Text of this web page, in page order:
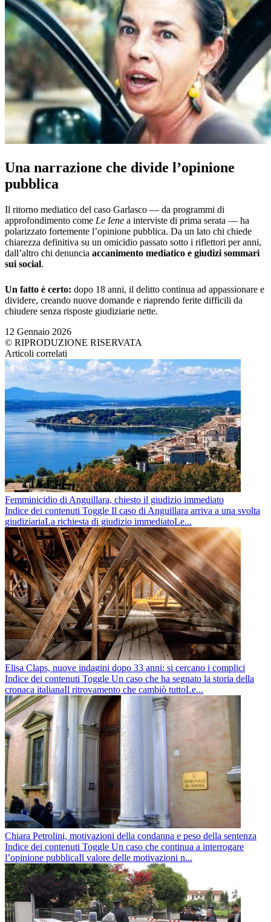
Una narrazione che divide l’opinione
pubblica
Il ritorno mediatico del caso Garlasco — da programmi di
approfondimento come Le Iene a interviste di prima serata — ha
polarizzato fortemente l’opinione pubblica. Da un lato chi chiede
chiarezza definitiva su un omicidio passato sotto i riflettori per anni,
dall’altro chi denuncia accanimento mediatico e giudizi sommari
sui social.
Un fatto è certo: dopo 18 anni, il delitto continua ad appassionare e
dividere, creando nuove domande e riaprendo ferite difficili da
chiudere senza risposte giudiziarie nette.
12 Gennaio 2026
© RIPRODUZIONE RISERVATA
Articoli correlati
Femminicidio di Anguillara, chiesto il giudizio immediato
Indice dei contenuti Toggle Il caso di Anguillara arriva a una svolta
giudiziariaLa richiesta di giudizio immediatoLe...
Elisa Claps, nuove indagini dopo 33 anni: si cercano i complici
Indice dei contenuti Toggle Un caso che ha segnato la storia della
cronaca italianaIl ritrovamento che cambiò tuttoLe...
Chiara Petrolini, motivazioni della condanna e peso della sentenza
Indice dei contenuti Toggle Un caso che continua a interrogare
l’opinione pubblicaIl valore delle motivazioni n...